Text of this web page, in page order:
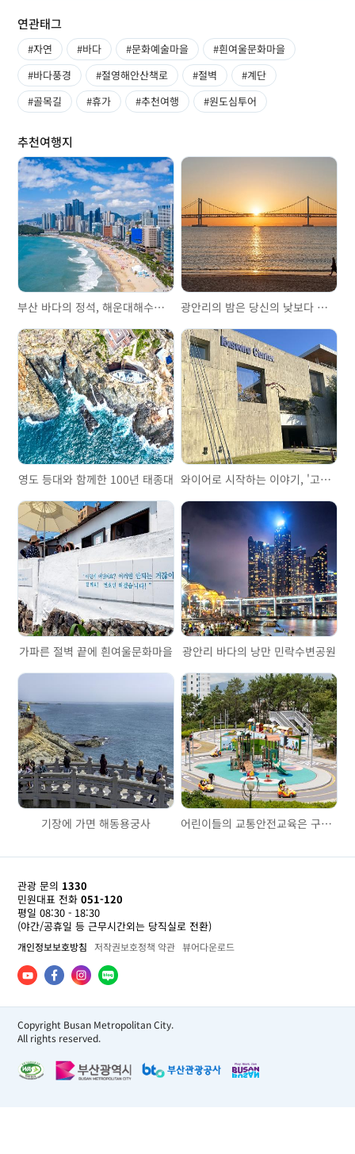
연관태그
#자연 #바다 #문화예술마을
#흰여울문화마을
#바다풍경
#절영해안산책로 #절벽
#계단
#골목길
#휴가 #추천여행 #원도심투어
추천여행지
부산 바다의 정석, 해운대해수욕장 광안리의 밤은 당신의 낮보다 아름답다
영도 등대와 함께한 100년 태종대 와이어로 시작하는 이야기, '고려제강기념관'을 걷다
가파른 절벽 끝에 흰여울문화마을 광안리 바다의 낭만 민락수변공원
기장에 가면 해동용궁사 어린이들의 교통안전교육은 구포어린이교통공원에서
관광 문의 1330
민원대표 전화 051-120
평일 08:30 - 18:30
(야간/공휴일 등 근무시간외는 당직실로 전환)
개인정보보호방침 저작권보호정책 약관 뷰어다운로드
Copyright Busan Metropolitan City.
All rights reserved.